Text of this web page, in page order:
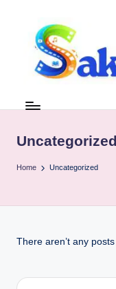
k
s
k
o
tanpa
Basi
Uncategorized
Home Uncategorized
There aren’t any